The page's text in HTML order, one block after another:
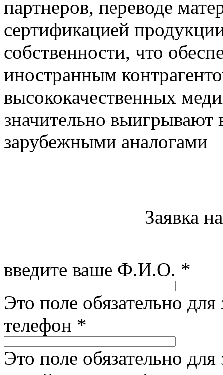
партнеров, переводе
сертификацией
собственности, что
иностранным
высококачественных
значительно выигрывают
зарубежными аналогами
Заявка
введите ваше Ф.И.О. *
Это поле обязательно для
телефон *
Это поле обязательно для